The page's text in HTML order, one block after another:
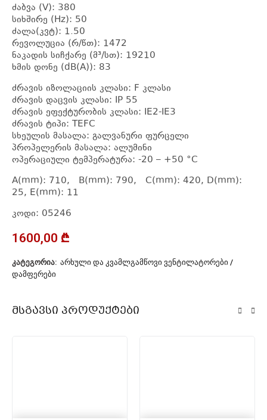
ძაბვა (V): 380
სიხშირე (Hz): 50
ძალა(კვტ): 1.50
რევოლუცია (რ/წთ): 1472
ნაკადის სიჩქარე (მ³/სთ): 19210
ხმის დონე (dB(A)): 83
ძრავის იზოლაციის კლასი: F კლასი
ძრავის დაცვის კლასი: IP 55
ძრავის ეფექტურობის კლასი: IE2-IE3
ძრავის ტიპი: TEFC
სხეულის მასალა: გალვანური ფურცელი
პროპელერის მასალა: ალუმინი
ოპერაციული ტემპერატურა: -20 – +50 °C
A(mm): 710, B(mm): 790, C(mm): 420, D(mm):
25, E(mm): 11
კოდი: 05246
1600,00 ₾
ᲙᲐᲢᲔᲒᲝᲠᲘᲐ: ᲐᲠᲮᲣᲚᲘ ᲓᲐ ᲙᲕᲐᲛᲚᲒᲐᲛᲬᲝᲕᲘ ᲕᲔᲜᲢᲘᲚᲐᲢᲝᲠᲔᲑᲘ /
ᲓᲐᲛᲤᲔᲠᲔᲑᲘ
Მსგავსი Პროდუქტები